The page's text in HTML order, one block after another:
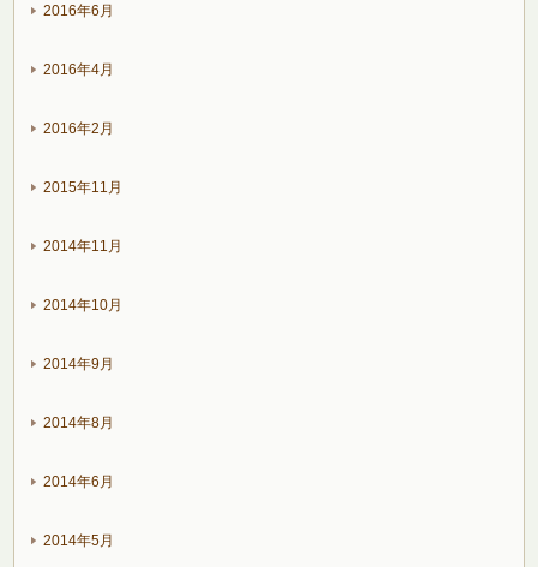
2016年6月
2016年4月
2016年2月
2015年11月
2014年11月
2014年10月
2014年9月
2014年8月
2014年6月
2014年5月